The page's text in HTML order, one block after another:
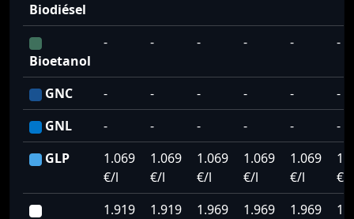
Biodiésel
Bioetanol
- - - - - -
GNC - - - - -
-
GNL
- - - - -
-
GLP
1.069
€/l
1.069
€/l
1.069
€/l
1.069
€/l
1.069
€/l
€/l
1.919
1.919
1.969
1.969
1.969